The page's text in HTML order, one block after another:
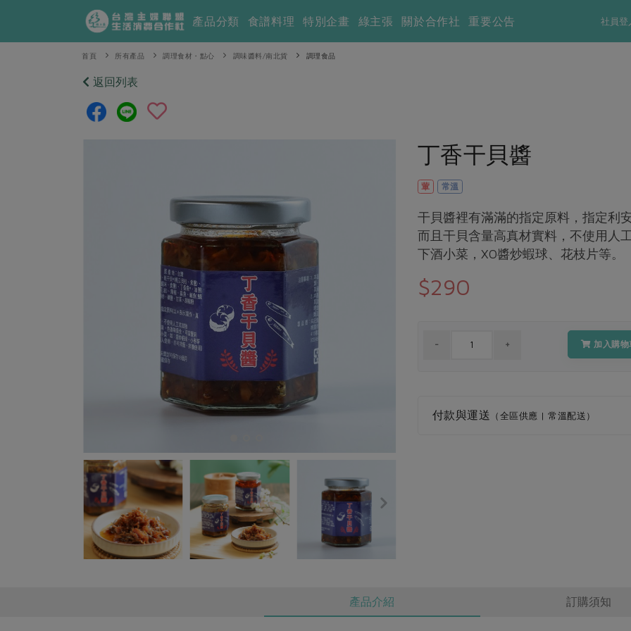
社員登
產品分類 食譜料理 特別企畫 綠主張 關於合作社 重要公告
首頁 所有產品 調理食材・點心 調味醬料/南北貨 調理食品
返回列表
丁香干貝醬
葷 常溫
干貝醬裡有滿滿的指定原料，指定利
而且干貝含量高真材實料，不使用人
下酒小菜，XO醬炒蝦球、花枝片等。
$290
加入購物
付款與運送 （全區供應 | 常溫配送）
產品介紹 訂購須知